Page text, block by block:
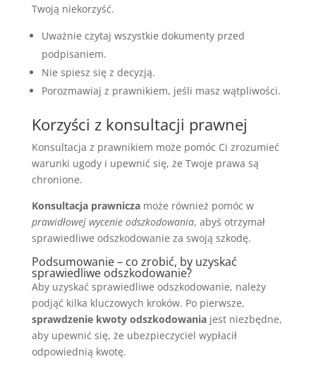
Twoją niekorzyść.
Uważnie czytaj wszystkie dokumenty przed
podpisaniem.
Nie spiesz się z decyzją.
Porozmawiaj z prawnikiem, jeśli masz wątpliwości.
Korzyści z konsultacji prawnej
Konsultacja z prawnikiem może pomóc Ci zrozumieć
warunki ugody i upewnić się, że Twoje prawa są
chronione.
Konsultacja prawniczamoże również pomóc w
prawidłowej wycenie odszkodowania, abyś otrzymał
sprawiedliwe odszkodowanie za swoją szkodę.
Podsumowanie – co zrobić, by uzyskać
sprawiedliwe odszkodowanie?
Aby uzyskać sprawiedliwe odszkodowanie, należy
podjąć kilka kluczowych kroków. Po pierwsze,
sprawdzenie kwoty odszkodowaniajest niezbędne,
aby upewnić się, że ubezpieczyciel wypłacił
odpowiednią kwotę.